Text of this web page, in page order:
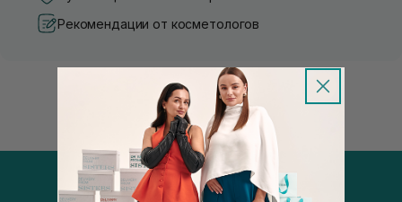
Рекомендации от косметологов